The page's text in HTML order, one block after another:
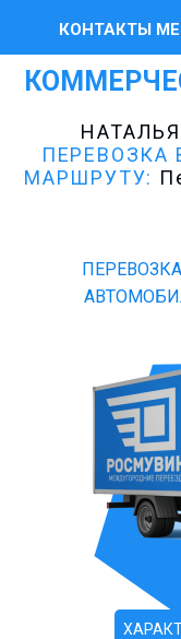
КОНТАКТЫ
НАТАЛЬЯ
МАРШРУТУ: